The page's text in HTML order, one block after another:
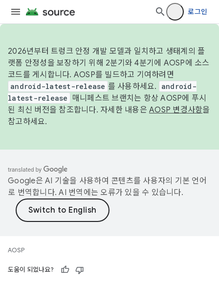
로그인
2026년부터 트렁크 안정 개발 모델과 일치하고 생태계의 플
랫폼 안정성을 보장하기 위해 2분기와 4분기에 AOSP에 소스
코드를 게시합니다. AOSP를 빌드하고 기여하려면
android-latest-release 를 사용하세요.
android-
latest-release
매니페스트 브랜치는 항상 AOSP에 푸시
된 최신 버전을 참조합니다. 자세한 내용은 AOSP 변경사항을
참고하세요.
Google은 AI 기술을 사용하여 콘텐츠를 사용자의 기본 언어
로 번역합니다. AI 번역에는 오류가 있을 수 있습니다.
AOSP
도움이 되었나요?